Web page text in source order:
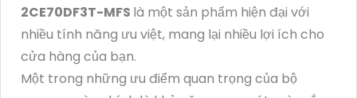
2CE70DF3T-MFS là một sản phẩm hiện đại với
nhiều tính năng ưu việt, mang lại nhiều lợi ích cho
cửa hàng của bạn.
Một trong những ưu điểm quan trọng của bộ